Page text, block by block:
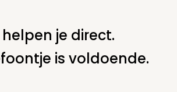
nieuws & agenda nieuws meer
na donatie
helpen je direct.
is voldoende.